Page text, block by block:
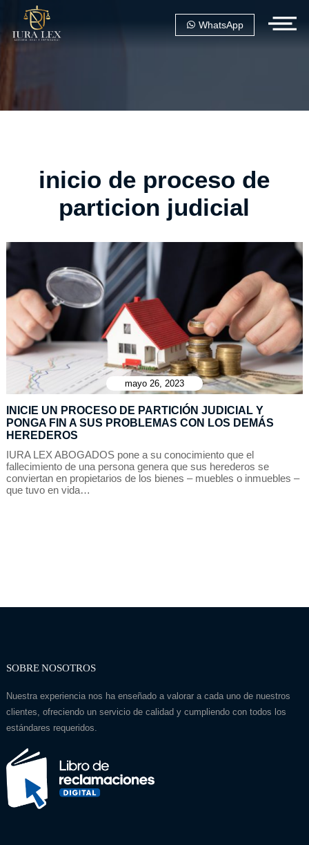
WhatsApp
inicio de proceso de
particion judicial
mayo 26, 2023
INICIE UN PROCESO DE PARTICIÓN JUDICIAL Y
PONGA FIN A SUS PROBLEMAS CON LOS DEMÁS
HEREDEROS
IURA LEX ABOGADOS pone a su conocimiento que el
fallecimiento de una persona genera que sus herederos se
conviertan en propietarios de los bienes – muebles o inmuebles –
que tuvo en vida…
SOBRE NOSOTROS
Nuestra experiencia nos ha enseñado a valorar a cada uno de nuestros
clientes, ofreciendo un servicio de calidad y cumpliendo con todos los
estándares requeridos.